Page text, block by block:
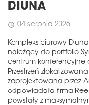
DIUNA
schedule 04 sierpnia 2026
Kompleks biurowy
należący do portfolio
centrum konferencyjne
Przestrzeń
zaprojektowana przez
odpowiadała firma
powstały z